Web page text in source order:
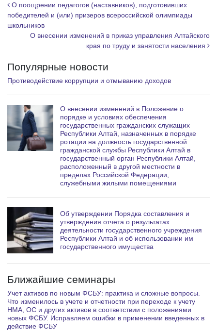
r
a
Навигация по записям
О поощрении педагогов (наставников), подготовивших
победителей и (или) призеров всероссийской олимпиады
школьников
О внесении изменений в приказ управления Алтайского
края по труду и занятости населения
Популярные новости
Противодействие коррупции и отмыванию доходов
О внесении изменений в Положение о
порядке и условиях обеспечения
государственных гражданских служащих
Республики Алтай, назначенных в порядке
ротации на должность государственной
гражданской службы Республики Алтай в
государственный орган Республики Алтай,
расположенный в другой местности в
пределах Российской Федерации,
служебными жилыми помещениями
Об утверждении Порядка составления и
утверждения отчета о результатах
деятельности государственного учреждения
Республики Алтай и об использовании им
государственного имущества
Ближайшие семинары
Учет активов по новым ФСБУ: практика и сложные вопросы.
Что изменилось в учете и отчетности при переходе к учету
НМА, ОС и других активов в соответствии с положениями
новых ФСБУ. Исправляем ошибки в применении введенных в
действие ФСБУ